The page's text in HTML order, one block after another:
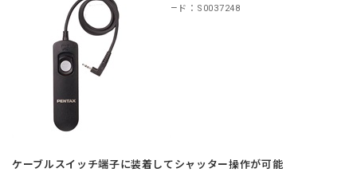
商品コード：S0037248
ケーブルスイッチ端子に装着してシャッター操作が可能